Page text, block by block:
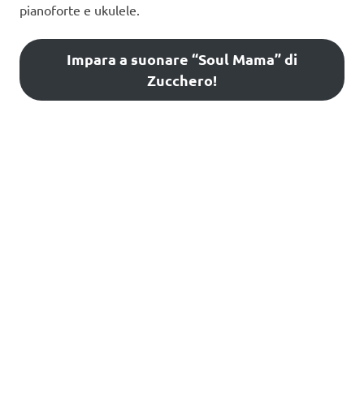
pianoforte e ukulele.
Impara a suonare “Soul Mama” di
Zucchero!